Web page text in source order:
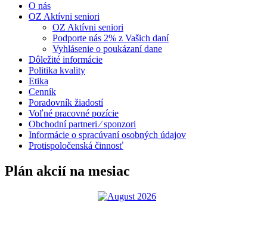
O nás
OZ Aktívni seniori
OZ Aktívni seniori
Podporte nás 2% z Vašich daní
Vyhlásenie o poukázaní dane
Dôležité informácie
Politika kvality
Etika
Cenník
Poradovník žiadostí
Voľné pracovné pozície
Obchodní partneri ⁄ sponzori
Informácie o spracúvaní osobných údajov
Protispoločenská činnosť
Plán akcií na mesiac